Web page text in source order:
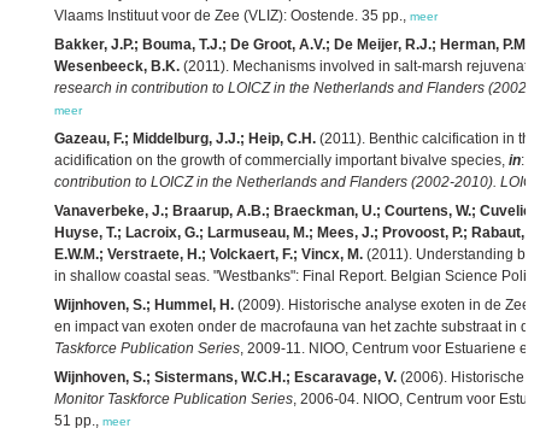
Vlaams Instituut voor de Zee (VLIZ): Oostende. 35 pp., meer
Bakker, J.P.; Bouma, T.J.; De Groot, A.V.; De Meijer, R.J.; Herman,
Wesenbeeck, B.K. (2011). Mechanisms involved in salt-marsh
research in contribution to LOICZ in the Netherlands and Flanders (2002-
meer
Gazeau, F.; Middelburg, J.J.; Heip, C.H. (2011). Benthic calcification in
acidification on the growth of commercially important bivalve species, in:
contribution to LOICZ in the Netherlands and Flanders (2002-2010).
Vanaverbeke, J.; Braarup, A.B.; Braeckman, U.; Courtens, W.;
Huyse, T.; Lacroix, G.; Larmuseau, M.; Mees, J.; Provoost, P.; Rabaut,
E.W.M.; Verstraete, H.; Volckaert, F.; Vincx, M. (2011). Understanding
in shallow coastal seas. "Westbanks": Final Report. Belgian Science
Wijnhoven, S.; Hummel, H. (2009). Historische analyse exoten in de
en impact van exoten onder de macrofauna van het zachte substraat in
Taskforce Publication Series, 2009-11. NIOO, Centrum voor Estuariene
Wijnhoven, S.; Sistermans, W.C.H.; Escaravage, V. (2006). Historische
Monitor Taskforce Publication Series, 2006-04. NIOO, Centrum voor
51 pp., meer